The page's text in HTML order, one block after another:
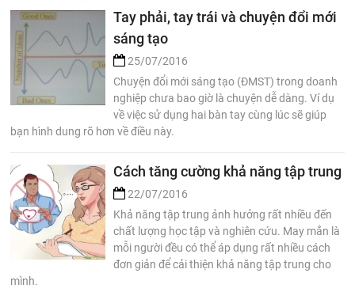
Tay phải, tay trái và chuyện đổi mới
sáng tạo
25/07/2016
Chuyện đổi mới sáng tạo (ĐMST) trong doanh
nghiệp chưa bao giờ là chuyện dễ dàng. Ví dụ
về việc sử dụng hai bàn tay cùng lúc sẽ giúp
bạn hình dung rõ hơn về điều này.
Cách tăng cường khả năng tập trung
22/07/2016
Khả năng tập trung ảnh hưởng rất nhiều đến
chất lượng học tập và nghiên cứu. May mắn là
mỗi người đều có thể áp dụng rất nhiều cách
đơn giản để cải thiện khả năng tập trung cho
mình.